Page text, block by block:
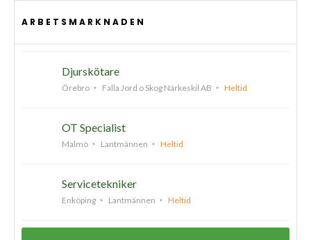
ARBETSMARKNADEN
Djurskötare
Örebro Falla Jord o Skog Närkeskil AB Heltid
OT Specialist
Malmö Lantmännen Heltid
Servicetekniker
Enköping Lantmännen Heltid